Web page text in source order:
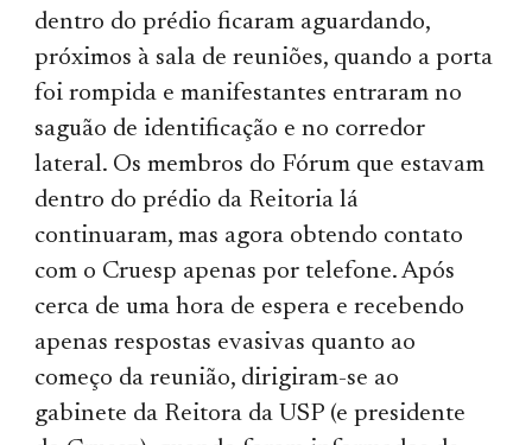
dentro do prédio ficaram aguardando,
próximos à sala de reuniões, quando a porta
foi rompida e manifestantes entraram no
saguão de identificação e no corredor
lateral. Os membros do Fórum que estavam
dentro do prédio da Reitoria lá
continuaram, mas agora obtendo contato
com o Cruesp apenas por telefone. Após
cerca de uma hora de espera e recebendo
apenas respostas evasivas quanto ao
começo da reunião, dirigiram-se ao
gabinete da Reitora da USP (e presidente